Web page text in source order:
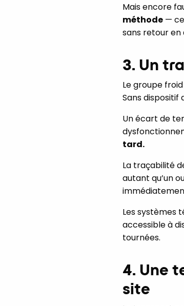
Mais encore
méthode —
sans retour en
3. Un
Le groupe
Sans dispositif
Un écart de
tard.
La traçabilité
autant qu’un
Les systèmes
accessible à
tournées.
4. Une
site